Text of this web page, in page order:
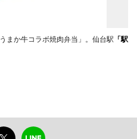
まか牛コラボ焼肉弁当」。仙台駅 「駅